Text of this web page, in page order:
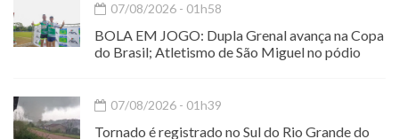
07/08/2026 - 01h58
BOLA EM JOGO: Dupla Grenal avança na Copa
do Brasil; Atletismo de São Miguel no pódio
07/08/2026 - 01h39
Tornado é registrado no Sul do Rio Grande do